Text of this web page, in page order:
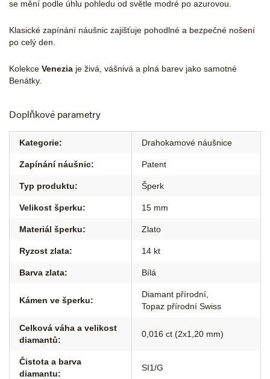
se mění podle úhlu pohledu od světle modré po azurovou.
Klasické zapínání náušnic zajišťuje pohodlné a bezpečné nošení
po celý den.
Kolekce Venezia je živá, vášnivá a plná barev jako samotné
Benátky.
Doplňkové parametry
Kategorie: Drahokamové náušnice
Zapínání náušnic: Patent
Typ produktu: Šperk
Velikost šperku: 15 mm
Materiál šperku: Zlato
Ryzost zlata: 14 kt
Barva zlata: Bílá
Kámen ve šperku:
Diamant přírodní
Topaz přírodní Swiss
Celková váha a velikost
diamantů:
0,016 ct (2x1,20 mm)
Čistota a barva
diamantu:
SI1/G